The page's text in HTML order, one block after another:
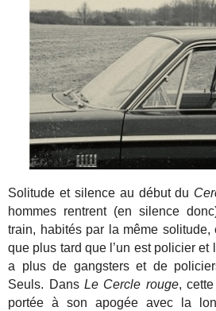
Solitude et silence au début du
hommes rentrent (en silence
train, habités par la même
que plus tard que l’un est policier et
a plus de gangsters et de
Seuls. Dans Le Cercle rouge,
portée à son apogée avec la